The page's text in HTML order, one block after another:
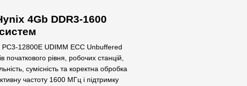
4Gb DDR3-1600
12800E UDIMM ECC Unbuffered
рівня, робочих станцій,
сумісність та коректна обробка
частоту 1600 МГц і підтримку